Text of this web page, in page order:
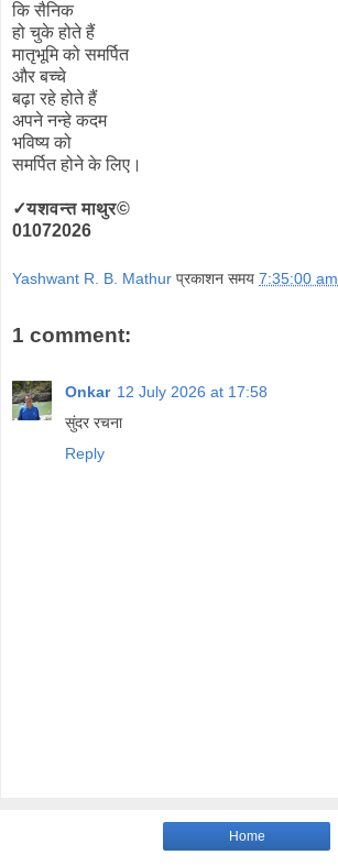
कि सैनिक
हो चुके होते हैं
मातृभूमि को समर्पित
और बच्चे
बढ़ा रहे होते हैं
अपने नन्हे कदम
भविष्य को
समर्पित होने के लिए।
✓यशवन्त माथुर©
01072026
Yashwant R. B. Mathur प्रकाशन समय 7:35:00 am
1 comment:
Onkar 12 July 2026 at 17:58
सुंदर रचना
Reply
Home